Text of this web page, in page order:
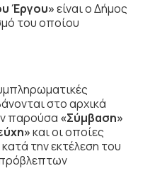
Έργου»είναι ο Δήμος
του οποίου
στο αρχικά
παρούσα «Σύμβαση»
και οι οποίες
την εκτέλεση του